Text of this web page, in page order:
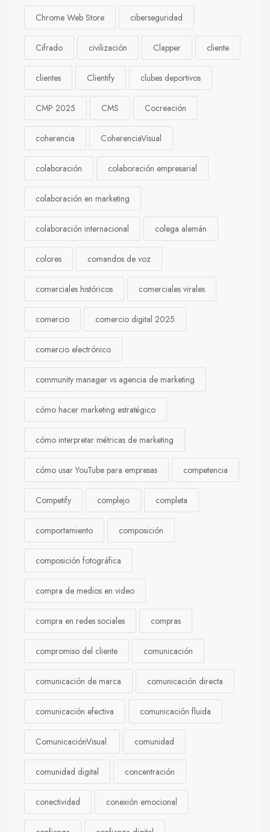
Chrome Web Store ciberseguridad
Cifrado civilización Clapper cliente
clientes Clientify clubes deportivos
CMP 2025 CMS Cocreación
coherencia CoherenciaVisual
colaboración colaboración empresarial
colaboración en marketing
colaboración internacional colega alemán
colores comandos de voz
comerciales históricos comerciales virales
comercio comercio digital 2025
comercio electrónico
community manager vs agencia de marketing
cómo hacer marketing estratégico
cómo interpretar métricas de marketing
cómo usar YouTube para empresas competencia
Competify complejo completa
comportamiento composición
composición fotográfica
compra de medios en video
compra en redes sociales compras
compromiso del cliente comunicación
comunicación de marca comunicación directa
comunicación efectiva comunicación fluida
ComunicaciónVisual. comunidad
comunidad digital concentración
conectividad conexión emocional